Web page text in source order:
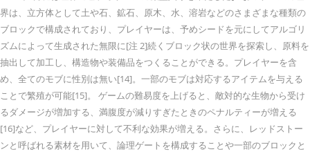
界は、立方体として土や石、鉱石、原木、水、溶岩などのさまざまな種類の
ブロックで構成されており、プレイヤーは、予めシードを元にしてアルゴリ
ズムによって生成された無限に[注 2]続くブロック状の世界を探索し、原料を
抽出して加工し、構造物や装備品をつくることができる。プレイヤーを含
め、全てのモブに性別は無い[14]。一部のモブは対応するアイテムを与える
ことで繁殖が可能[15]。 ゲームの難易度を上げると、敵対的な生物から受け
るダメージが増加する、満腹度が減りすぎたときのペナルティーが増える
[16]など、プレイヤーに対して不利な効果が増える。さらに、レッドストー
ンと呼ばれる素材を用いて、論理ゲートを構成することや一部のブロックと